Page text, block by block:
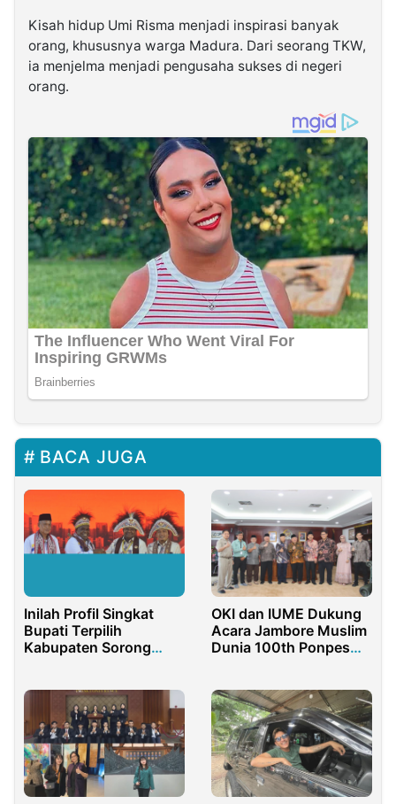
Kisah hidup Umi Risma menjadi inspirasi banyak
orang, khususnya warga Madura. Dari seorang TKW,
ia menjelma menjadi pengusaha sukses di negeri
orang.
BACA JUGA
Inilah Profil Singkat
Bupati Terpilih
Kabupaten Sorong
OKI dan IUME Dukung
Acara Jambore Muslim
Dunia 100th Ponpes